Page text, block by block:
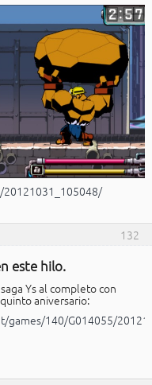
132
este hilo.
Ys al completo con
aniversario:
games/140/G014055/